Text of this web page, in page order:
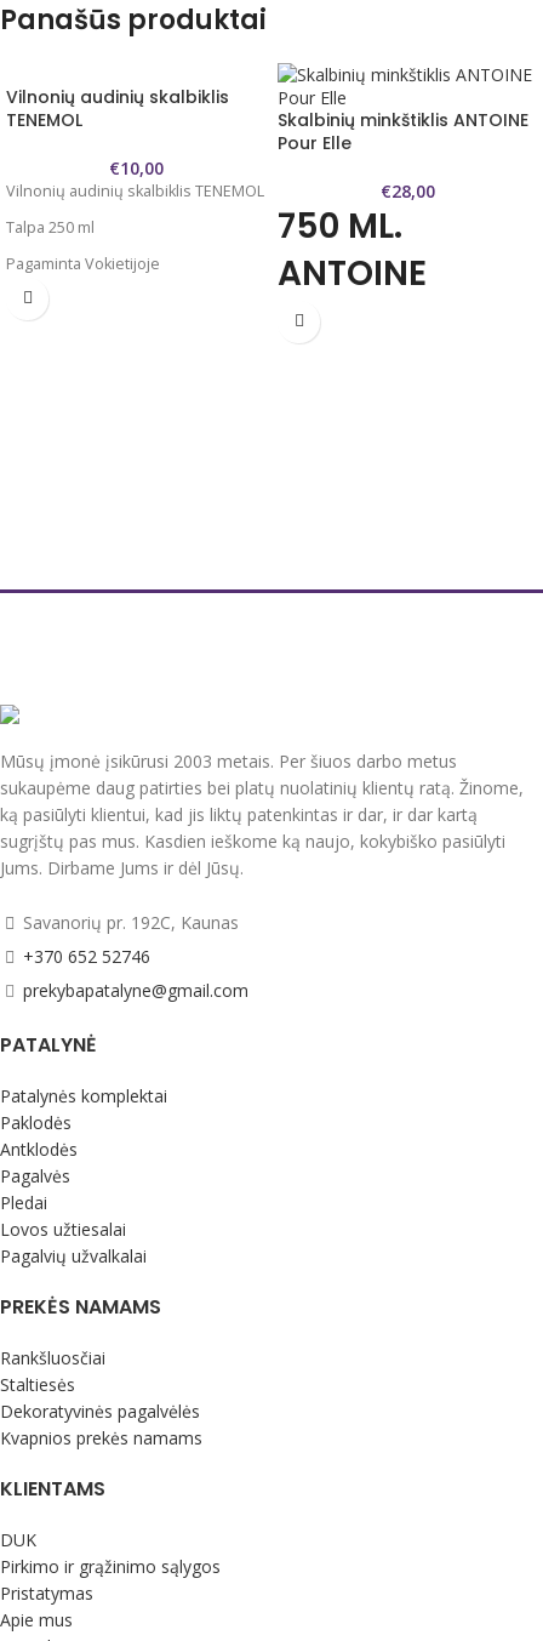
Panašūs produktai
Vilnonių audinių skalbiklis
TENEMOL
€10,00
Vilnonių audinių skalbiklis TENEMOL
Talpa 250 ml
Pagaminta Vokietijoje
Tenemoll yra specialiai sukurtas
sustiprinti ir išlaikyti vilnos audinių
Skalbinių minkštiklis ANTOINE
Pour Elle
€28,00
750 ML.
ANTOINE
MINKŠTIKLIS
Antrinės kvapų natos: kedras,
drabužių
- Minkštiklio talpa – 750 ml
- Speciali formulė leidžia panaikinti
Mūsų įmonė įsikūrusi 2003 metais. Per šiuos darbo metus
sukaupėme daug patirties bei platų nuolatinių klientų ratą. Žinome,
ką pasiūlyti klientui, kad jis liktų patenkintas ir dar, ir dar kartą
sugrįštų pas mus. Kasdien ieškome ką naujo, kokybiško pasiūlyti
Jums. Dirbame Jums ir dėl Jūsų.
Savanorių pr. 192C, Kaunas
+370 652 52746
prekybapatalyne@gmail.com
PATALYNĖ
Patalynės komplektai
Paklodės
Antklodės
Pagalvės
Pledai
Lovos užtiesalai
Pagalvių užvalkalai
PREKĖS NAMAMS
Rankšluosčiai
Staltiesės
Dekoratyvinės pagalvėlės
Kvapnios prekės namams
KLIENTAMS
DUK
Pirkimo ir grąžinimo sąlygos
Pristatymas
Apie mus